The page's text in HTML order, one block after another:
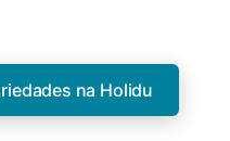
na Holidu